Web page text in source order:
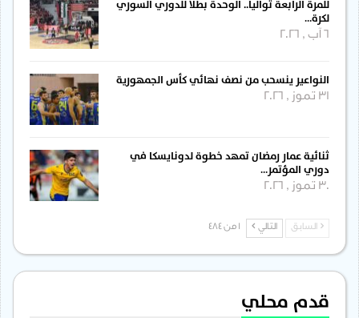
للمرة الرابعة توالياً.. الوحدة بطلاً للدوري السوري
لكرة…
النواعير ينسحب من نصف نهائي كأس الجمهورية
31 تموز , 2026
ثنائية عمار رمضان تمهد خطوة لدونايسكا في
دوري المؤتمر…
30 تموز , 2026
السابق التالي
قدم محلي